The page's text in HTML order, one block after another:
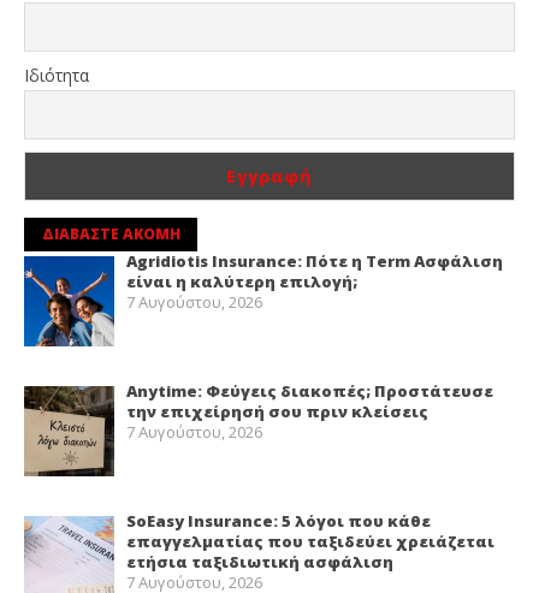
Ιδιότητα
ΔΙΑΒΑΣΤΕ ΑΚΟΜΗ
Agridiotis Insurance: Πότε η Term Ασφάλιση
είναι η καλύτερη επιλογή;
7 Αυγούστου, 2026
Anytime: Φεύγεις διακοπές; Προστάτευσε
την επιχείρησή σου πριν κλείσεις
7 Αυγούστου, 2026
SoEasy Insurance: 5 λόγοι που κάθε
επαγγελματίας που ταξιδεύει χρειάζεται
ετήσια ταξιδιωτική ασφάλιση
7 Αυγούστου, 2026